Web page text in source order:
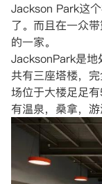
Jackson Park这
了。而且在一众
的一家。
JacksonPark是地
共有三座塔楼，
场位于大楼足足
有温泉，桑拿，游